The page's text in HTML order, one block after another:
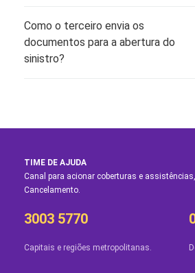
Como o terceiro envia os
documentos para a abertura do
sinistro?
TIME DE AJUDA
Canal para acionar coberturas e
Cancelamento.
3003 5770
Capitais e regiões metropolitanas.